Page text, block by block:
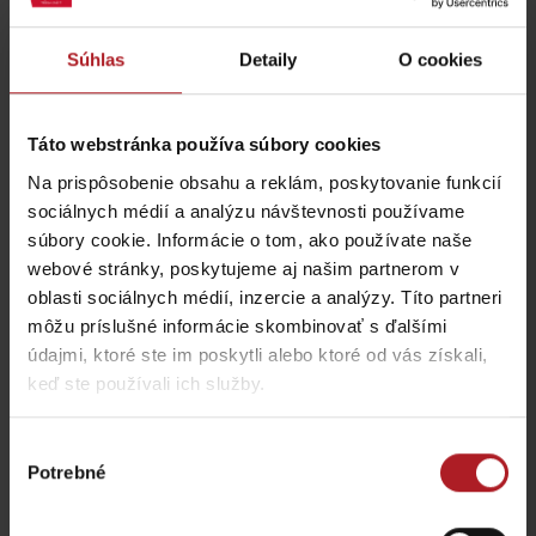
Súhlas Detaily O cookies
Táto webstránka používa súbory cookies
Na prispôsobenie obsahu a reklám, poskytovanie funkcií
sociálnych médií a analýzu návštevnosti používame
súbory cookie. Informácie o tom, ako používate naše
webové stránky, poskytujeme aj našim partnerom v
oblasti sociálnych médií, inzercie a analýzy. Títo partneri
môžu príslušné informácie skombinovať s ďalšími
údajmi, ktoré ste im poskytli alebo ktoré od vás získali,
keď ste používali ich služby.
súhlasu
Potrebné
Adventure Golf
Liptovský Mikuláš
Painball
Liptovský Mikuláš
JOYRIDE predajňa a
Liptovský Mikuláš
Liptovský Mikuláš